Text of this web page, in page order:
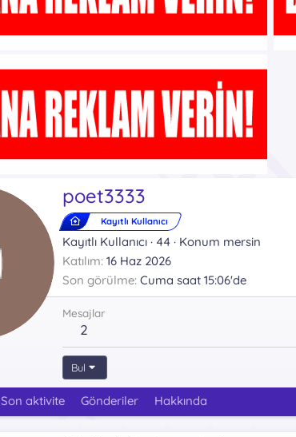
poet3333
Kayıtlı Kullanıcı
Kayıtlı Kullanıcı · 44 · Konum mersin
Katılım 16 Haz 2026
Son görülme Cuma saat 15:06'de
Mesajlar
2
Bul
Son aktivite Gönderiler Hakkında